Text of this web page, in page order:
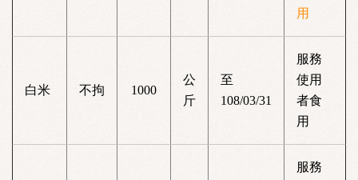
用
白米 不拘 1000
公
斤
至
108/03/31
服務
使用
者食
用
服務